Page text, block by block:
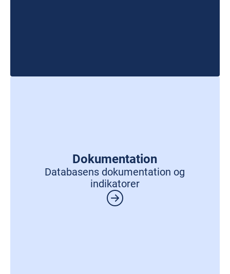
Dokumentation
Databasens dokumentation og
indikatorer